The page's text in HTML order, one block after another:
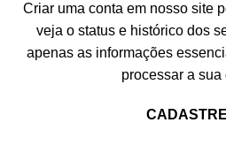
Criar uma conta em nosso site
veja o status e histórico dos
apenas as informações
processar a sua